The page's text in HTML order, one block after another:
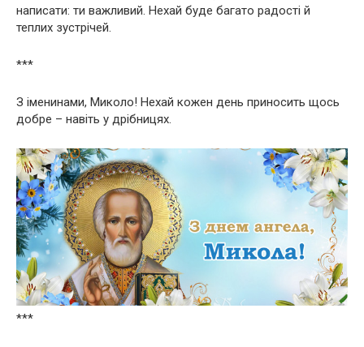
написати: ти важливий. Нехай буде багато радості й
теплих зустрічей.
***
З іменинами, Миколо! Нехай кожен день приносить щось
добре – навіть у дрібницях.
***